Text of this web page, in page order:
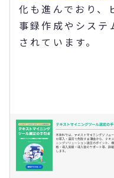
化も進んでおり、
事録作成やシステ
されています。